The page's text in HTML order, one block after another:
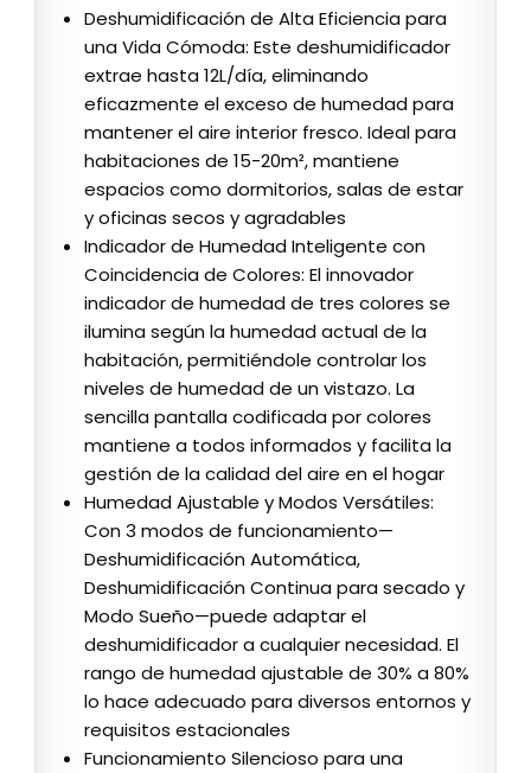
Deshumidificación de Alta Eficiencia para
una Vida Cómoda: Este deshumidificador
extrae hasta 12L/día, eliminando
eficazmente el exceso de humedad para
mantener el aire interior fresco. Ideal para
habitaciones de 15-20m², mantiene
espacios como dormitorios, salas de estar
y oficinas secos y agradables
Indicador de Humedad Inteligente con
Coincidencia de Colores: El innovador
indicador de humedad de tres colores se
ilumina según la humedad actual de la
habitación, permitiéndole controlar los
niveles de humedad de un vistazo. La
sencilla pantalla codificada por colores
mantiene a todos informados y facilita la
gestión de la calidad del aire en el hogar
Humedad Ajustable y Modos Versátiles:
Con 3 modos de funcionamiento—
Deshumidificación Automática,
Deshumidificación Continua para secado y
Modo Sueño—puede adaptar el
deshumidificador a cualquier necesidad. El
rango de humedad ajustable de 30% a 80%
lo hace adecuado para diversos entornos y
requisitos estacionales
Funcionamiento Silencioso para una